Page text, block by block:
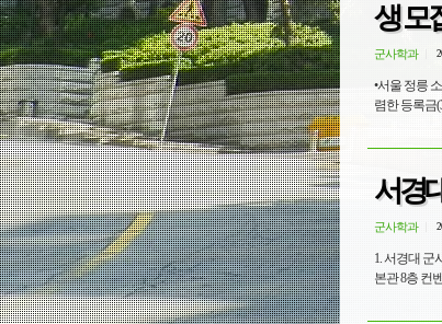
생 모
군사학과
•서울 정릉 소
서경
군사학과
1. 서경대 군사학